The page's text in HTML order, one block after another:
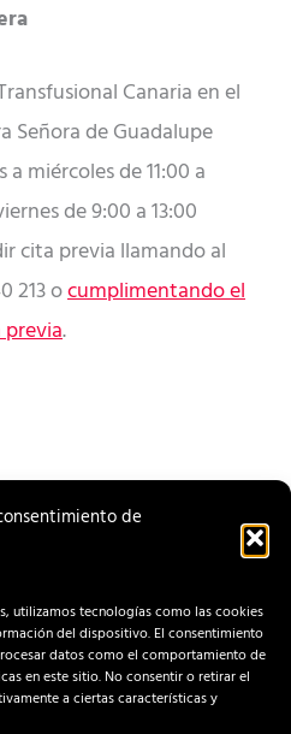
de
utilizamos tecnologías como las cookies
del dispositivo. El consentimiento
datos como el comportamiento de
en este sitio. No consentir o retirar el
a ciertas características y
Canaria en el
Señora de Guadalupe
miércoles de 11:00 a
de 9:00 a 13:00
cita previa llamando al
213 ocumplimentando el
.